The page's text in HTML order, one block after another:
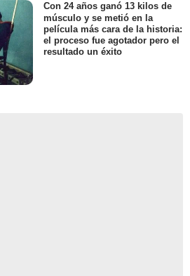
Con 24 años ganó 13 kilos de
músculo y se metió en la
película más cara de la historia:
el proceso fue agotador pero el
resultado un éxito